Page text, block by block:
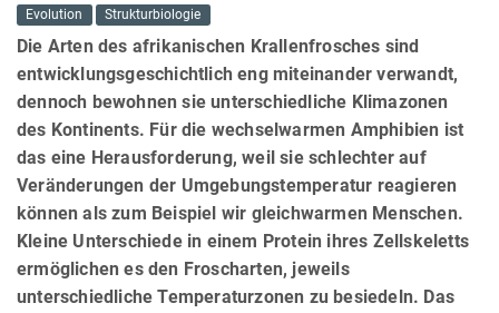
Evolution
Strukturbiologie
Die Arten des afrikanischen Krallenfrosches sind
entwicklungsgeschichtlich eng miteinander verwandt,
dennoch bewohnen sie unterschiedliche Klimazonen
des Kontinents. Für die wechselwarmen Amphibien ist
das eine Herausforderung, weil sie schlechter auf
Veränderungen der Umgebungstemperatur reagieren
können als zum Beispiel wir gleichwarmen Menschen.
Kleine Unterschiede in einem Protein ihres Zellskeletts
ermöglichen es den Froscharten, jeweils
unterschiedliche Temperaturzonen zu besiedeln. Das